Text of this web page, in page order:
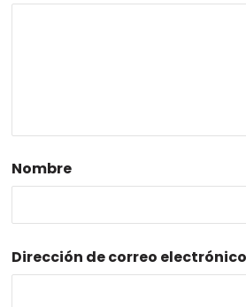
Nombre
Dirección de correo electrónico